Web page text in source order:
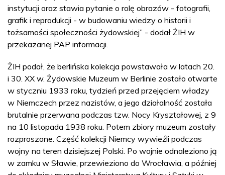
instytucji oraz stawia pytanie o rolę obrazów - fotografii,
grafik i reprodukcji - w budowaniu wiedzy o historii i
tożsamości społeczności żydowskiej” - dodał ŻIH w
przekazanej PAP informacji.
ŻIH podał, że berlińska kolekcja powstawała w latach 20.
i 30. XX w. Żydowskie Muzeum w Berlinie zostało otwarte
w styczniu 1933 roku, tydzień przed przejęciem władzy
w Niemczech przez nazistów, a jego działalność została
brutalnie przerwana podczas tzw. Nocy Kryształowej, z 9
na 10 listopada 1938 roku. Potem zbiory muzeum zostały
rozproszone. Część kolekcji Niemcy wywieźli podczas
wojny na teren dzisiejszej Polski. Po wojnie odnaleziono ją
w zamku w Sławie, przewieziono do Wrocławia, a później